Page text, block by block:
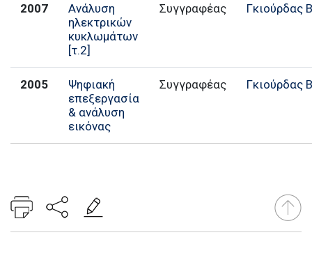
2007
Ανάλυση
ηλεκτρικών
κυκλωμάτων
[τ.2]
Συγγραφέας Γκιούρδας
2005
Ψηφιακή
επεξεργασία
& ανάλυση
εικόνας
Συγγραφέας Γκιούρδας